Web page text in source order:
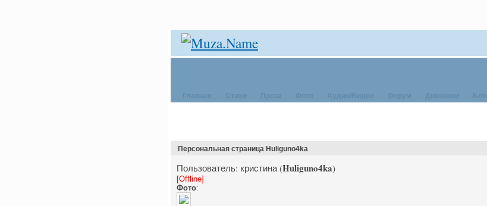
Персональная страница Huliguno4ka
Пользователь: кристина (Huliguno4ka)
[Offline]
Фото: